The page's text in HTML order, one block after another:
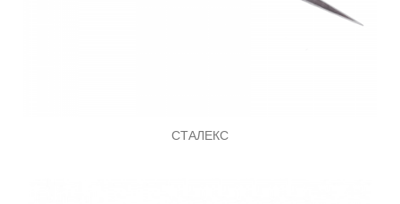
СТАЛЕКС